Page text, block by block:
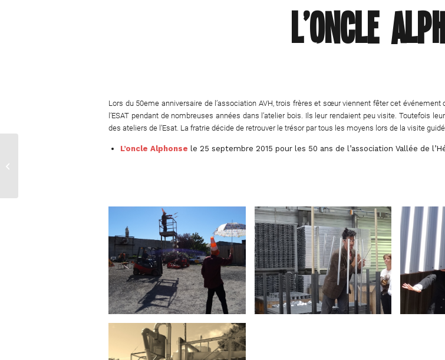
L’oncle
Lors du 50eme anniversaire de l’association AVH, trois frères et sœur viennent fêter cet
l’ESAT pendant de nombreuses années dans l’atelier bois. Ils leur rendaient peu visite. Toutefois
des ateliers de l’Esat. La fratrie décide de retrouver le trésor par tous les moyens lors de la visite
L’oncle Alphonse le 25 septembre 2015 pour les 50 ans de l’association Vallée de